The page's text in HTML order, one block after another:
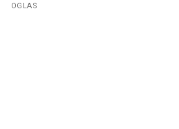
OGLAS